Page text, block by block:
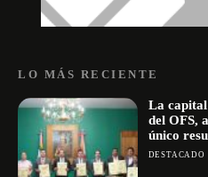
LO MÁS RECIENTE
La
del OFS,
único
DESTACADO